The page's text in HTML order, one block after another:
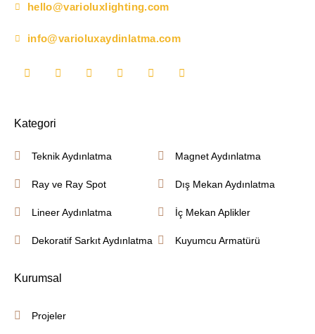
hello@varioluxlighting.com
info@varioluxaydinlatma.com
Kategori
Teknik Aydınlatma
Ray ve Ray Spot
Lineer Aydınlatma
Dekoratif Sarkıt Aydınlatma
Magnet Aydınlatma
Dış Mekan Aydınlatma
İç Mekan Aplikler
Kuyumcu Armatürü
Kurumsal
Projeler